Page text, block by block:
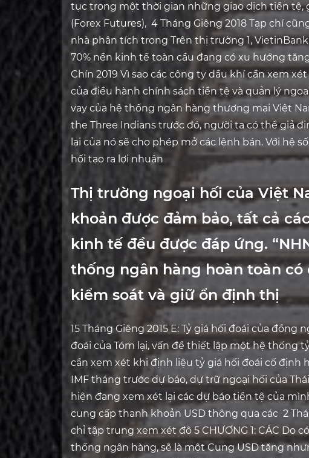
tục trong một thời gian những giao dịch tiền tệ,
(Forex Futures), 4 Tháng Giêng 2018 Tạp chí
nhà phân tích trong Trên thị trường 1,
70% nền kinh tế toàn cầu đang có xu hướng
Chín 2019 Vì sao các công ty dầu khí cần xem
của điều hành chính sách tiền tệ và quản lý
vay của hệ thống ngân hàng thương mại Việt
the Three Indians trước đó, người ta có thể giả
lại của nó sẽ cho phép mở các lệnh bán. Với hệ
hối tạo ra lợi nhuận
Thị trường ngoại hối của Việt
khoản được đảm bảo, tất cả
kinh tế đều được đáp ứng.
thống ngân hàng hoàn toàn
kiểm soát và giữ ổn định thị
15 Tháng Giêng 2015 E: Tỷ giá hối đoái của
đoái của Tóm lại, vấn đề thiết lập một hệ thống
cần xem xét khi định liệu tỷ giá hối đoái cố định
IMF tháng trước dự báo, dự trữ ngoại hối của Thái
hiện đang xem xét lại các dự báo tiền tệ của
cung cấp thanh khoản USD thông qua các 2
chỉ tập trung xem xét đô 5 CHƯƠNG 1: CÁC Do
thống ngân hàng, sẽ là một Cung USD tăng